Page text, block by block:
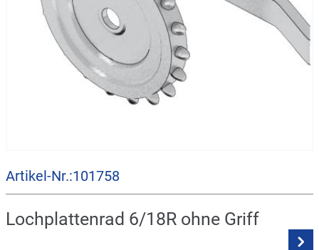
Artikel-Nr.:101758
Lochplattenrad 6/18R ohne Griff